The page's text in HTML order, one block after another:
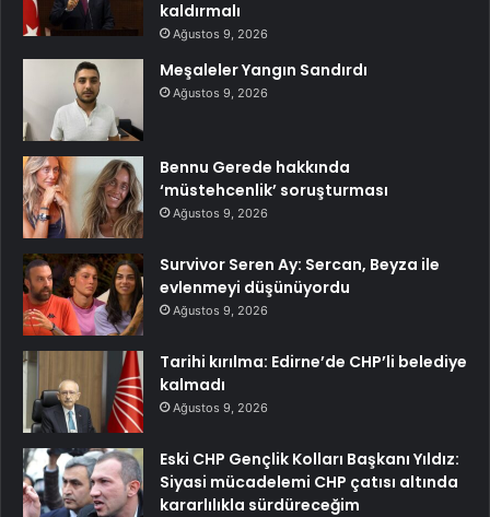
kaldırmalı
Ağustos 9, 2026
Meşaleler Yangın Sandırdı
Ağustos 9, 2026
Bennu Gerede hakkında
‘müstehcenlik’ soruşturması
Ağustos 9, 2026
Survivor Seren Ay: Sercan, Beyza ile
evlenmeyi düşünüyordu
Ağustos 9, 2026
Tarihi kırılma: Edirne’de CHP’li belediye
kalmadı
Ağustos 9, 2026
Eski CHP Gençlik Kolları Başkanı Yıldız:
Siyasi mücadelemi CHP çatısı altında
kararlılıkla sürdüreceğim